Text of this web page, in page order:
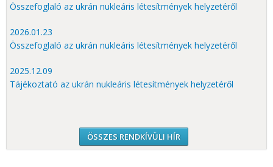
Összefoglaló az ukrán nukleáris létesítmények helyzetéről
2026.01.23
Összefoglaló az ukrán nukleáris létesítmények helyzetéről
2025.12.09
Tájékoztató az ukrán nukleáris létesítmények helyzetéről
ÖSSZES RENDKÍVÜLI HÍR